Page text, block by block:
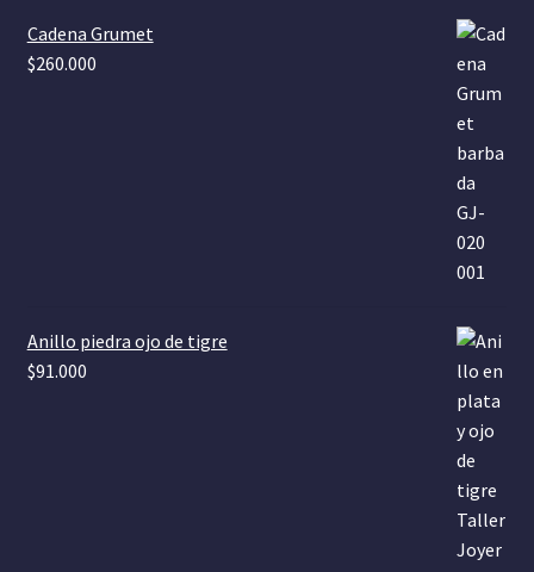
Cadena Grumet
$260.000
Anillo piedra ojo de tigre
$91.000